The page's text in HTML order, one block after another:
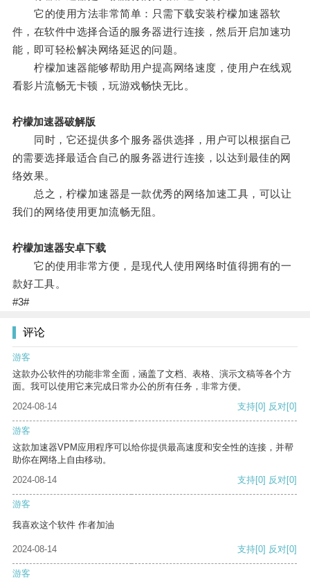
它的使用方法非常简单：只需下载安装柠檬加速器软
件，在软件中选择合适的服务器进行连接，然后开启加速功
能，即可轻松解决网络延迟的问题。
柠檬加速器能够帮助用户提高网络速度，使用户在线观
看影片流畅无卡顿，玩游戏畅快无比。
柠檬加速器破解版
同时，它还提供多个服务器供选择，用户可以根据自己
的需要选择最适合自己的服务器进行连接，以达到最佳的网
络效果。
总之，柠檬加速器是一款优秀的网络加速工具，可以让
我们的网络使用更加流畅无阻。
柠檬加速器安卓下载
它的使用非常方便，是现代人使用网络时值得拥有的一
款好工具。
#3#
评论
游客
这款办公软件的功能非常全面，涵盖了文档、表格、演示文稿等各个方
面。我可以使用它来完成日常办公的所有任务，非常方便。
2024-08-14
支持[0] 反对[0]
游客
这款加速器VPM应用程序可以给你提供最高速度和安全性的连接，并帮
助你在网络上自由移动。
2024-08-14
支持[0] 反对[0]
游客
我喜欢这个软件 作者加油
2024-08-14 支持[0] 反对[0]
游客